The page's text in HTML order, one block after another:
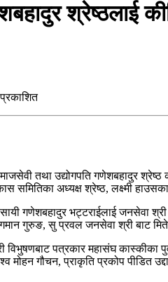
श्रेष्ठलाई
तथा उद्योगपति गणेशबहादुर श्रेष्ठ
समितिका अध्यक्ष श्रेष्ठ, लक्ष्मी
गणेशबहादुर भट्टराईलाई जनसेवा
गुरुङ, सु प्रवल जनसेवा श्री बाट
विभुषणबाट पत्रकार महासंघ कास्कीका
मोहन गौचन, प्राकृति प्रकोप पीडित